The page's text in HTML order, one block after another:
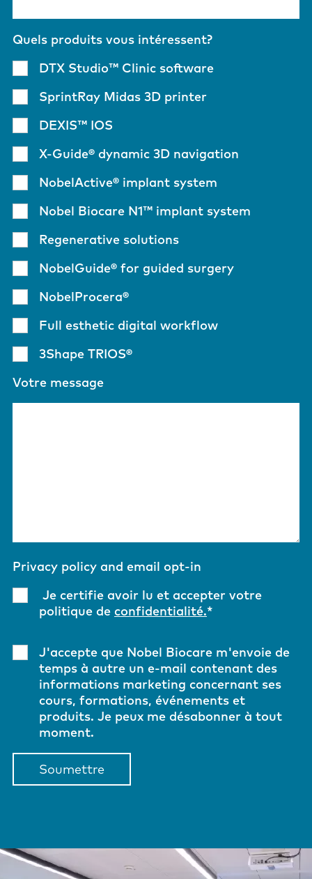
Quels produits vous intéressent?
DTX Studio™ Clinic software
SprintRay Midas 3D printer
DEXIS™ IOS
X-Guide® dynamic 3D navigation
NobelActive® implant system
Nobel Biocare N1™ implant system
Regenerative solutions
NobelGuide® for guided surgery
NobelProcera®
Full esthetic digital workflow
3Shape TRIOS®
Votre message
Privacy policy and email opt-in
Je certifie avoir lu et accepter votre
politique de confidentialité.*
J'accepte que Nobel Biocare m'envoie de
temps à autre un e-mail contenant des
informations marketing concernant ses
cours, formations, événements et
produits. Je peux me désabonner à tout
moment.